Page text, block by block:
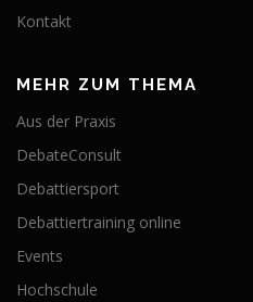
Kontakt
MEHR ZUM THEMA
Aus der Praxis
DebateConsult
Debattiersport
Debattiertraining online
Events
Hochschule